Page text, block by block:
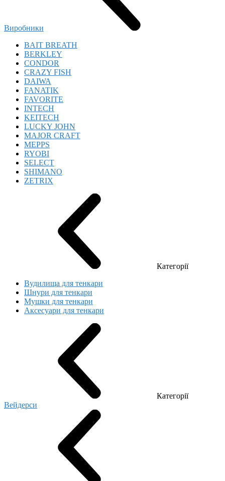
Виробники
BAIT BREATH
BERKLEY
CONDOR
CRAZY FISH
DAIWA
FANATIK
FAVORITE
INTECH
KEITECH
LUCKY JOHN
MAJOR CRAFT
MEPPS
RYOBI
SELECT
SHIMANO
ZETRIX
Категорії
Вудилища для тенкари
Шнури для тенкари
Мушки для тенкари
Аксесуари для тенкари
Категорії
Вейдерси